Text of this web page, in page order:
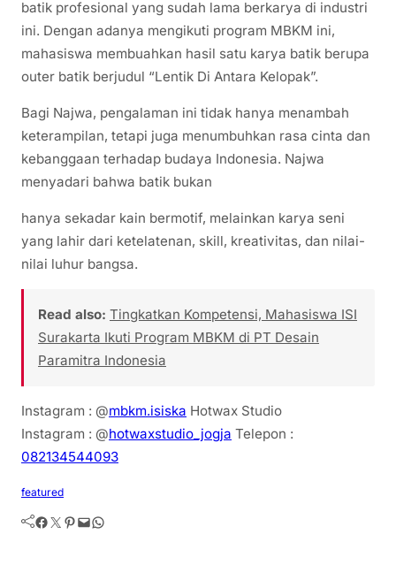
batik profesional yang sudah lama berkarya di industri
ini. Dengan adanya mengikuti program MBKM ini,
mahasiswa membuahkan hasil satu karya batik berupa
outer batik berjudul “Lentik Di Antara Kelopak”.
Bagi Najwa, pengalaman ini tidak hanya menambah
keterampilan, tetapi juga menumbuhkan rasa cinta dan
kebanggaan terhadap budaya Indonesia. Najwa
menyadari bahwa batik bukan
hanya sekadar kain bermotif, melainkan karya seni
yang lahir dari ketelatenan, skill, kreativitas, dan nilai-
nilai luhur bangsa.
Read also: Tingkatkan Kompetensi, Mahasiswa ISI
Surakarta Ikuti Program MBKM di PT Desain
Paramitra Indonesia
Instagram : @mbkm.isiska Hotwax Studio
Instagram : @hotwaxstudio_jogja Telepon :
082134544093
featured
Facebook Twitter Pinterest Mail WhatsApp